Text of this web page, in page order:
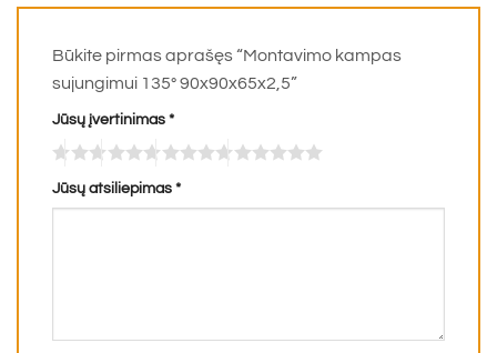
Būkite pirmas aprašęs “Montavimo kampas
sujungimui 135° 90x90x65x2,5”
Jūsų įvertinimas *
Jūsų atsiliepimas *